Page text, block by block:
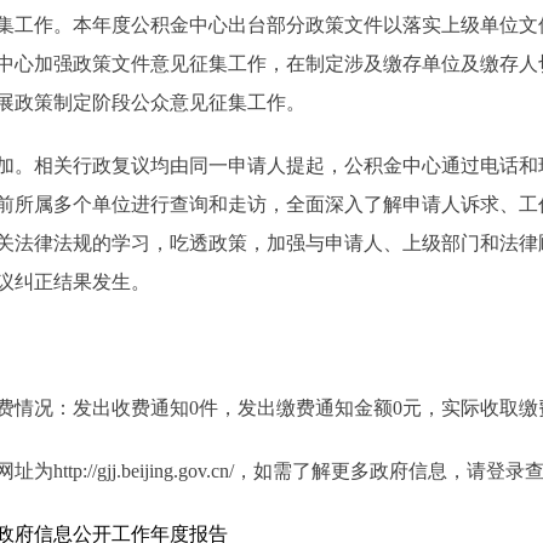
。本年度公积金中心出台部分政策文件以落实上级单位文
心加强政策文件意见征集工作，在制定涉及缴存单位及缴存
策制定阶段公众意见征集工作。
关行政复议均由同一申请人提起，公积金中心通过电话和
所属多个单位进行查询和走访，全面深入了解申请人诉求、
法律法规的学习，吃透政策，加强与申请人、上级部门和法
纠正结果发生。
：发出收费通知0件，发出缴费通知金额0元，实际收取缴
http://gjj.beijing.gov.cn/，如需了解更多政府信息，请登录
府信息公开工作年度报告